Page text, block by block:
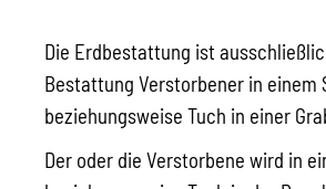
Die Erdbestattung ist
Bestattung Verstorbener in einem
beziehungsweise Tuch in einer
Der oder die Verstorbene wird in